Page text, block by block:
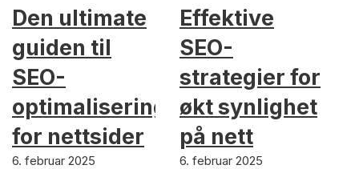
Den ultimate
guiden til
SEO-
optimalisering
for nettsider
6. februar 2025
Effektive
SEO-
strategier for
økt synlighet
på nett
6. februar 2025